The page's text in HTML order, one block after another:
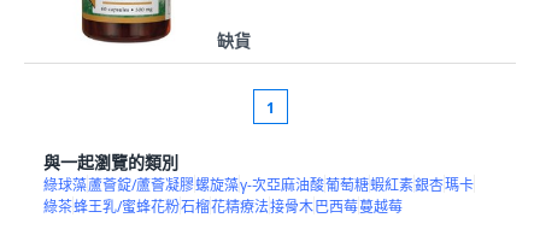
缺貨
1
與一起瀏覽的類別
綠球藻蘆薈錠/蘆薈凝膠螺旋藻γ-次亞麻油酸葡萄糖蝦紅素銀杏瑪卡
綠茶蜂王乳/蜜蜂花粉石榴花精療法接骨木巴西莓蔓越莓